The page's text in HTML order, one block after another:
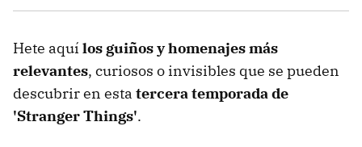
Hete aquí los guiños y homenajes más
relevantes, curiosos o invisibles que se pueden
descubrir en esta tercera temporada de
'Stranger Things'.